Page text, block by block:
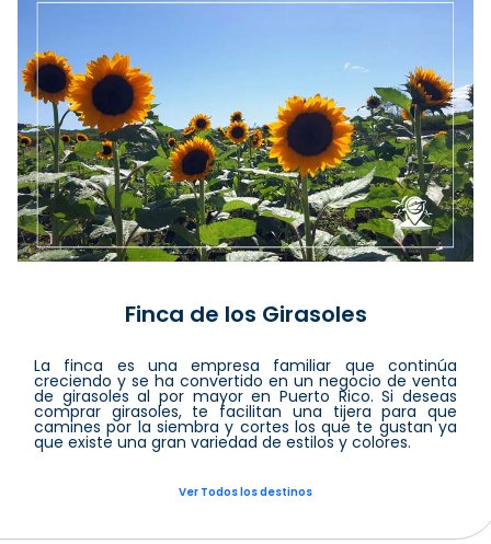
Finca de los Girasoles
La finca es una empresa familiar que continúa
creciendo y se ha convertido en un negocio de venta
de girasoles al por mayor en Puerto Rico. Si deseas
comprar girasoles, te facilitan una tijera para que
camines por la siembra y cortes los que te gustan ya
que existe una gran variedad de estilos y colores.
Ver Todos los destinos